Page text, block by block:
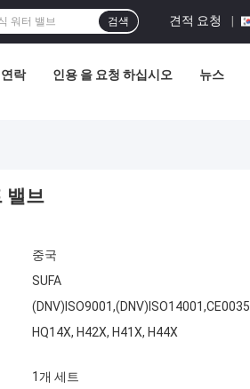
견적 요청 |
검색
락 인용 을 요청 하십시오 뉴스
밸브
중국
SUFA
(DNV)ISO9001,(DNV)ISO14001,CE0035
HQ14X, H42X, H41X, H44X
1개 세트